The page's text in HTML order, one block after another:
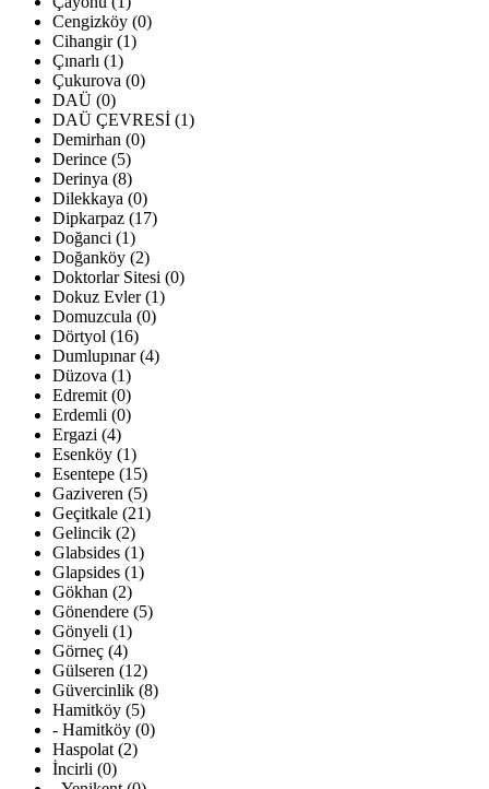
Cengizköy (0)
Cihangir (1)
Çınarlı (1)
Çukurova (0)
DAÜ (0)
DAÜ ÇEVRESİ (1)
Demirhan (0)
Derince (5)
Derinya (8)
Dilekkaya (0)
Dipkarpaz (17)
Doğanci (1)
Doğanköy (2)
Doktorlar Sitesi (0)
Dokuz Evler (1)
Domuzcula (0)
Dörtyol (16)
Dumlupınar (4)
Düzova (1)
Edremit (0)
Erdemli (0)
Ergazi (4)
Esenköy (1)
Esentepe (15)
Gaziveren (5)
Geçitkale (21)
Gelincik (2)
Glabsides (1)
Glapsides (1)
Gökhan (2)
Gönendere (5)
Gönyeli (1)
Görneç (4)
Gülseren (12)
Güvercinlik (8)
Hamitköy (5)
- Hamitköy (0)
Haspolat (2)
İncirli (0)